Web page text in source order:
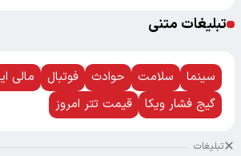
تبلیغات متنی
سینما سلامت حوادث فوتبال
مالی
گیج فشار ویکا
قیمت تتر امروز
تبلیغات